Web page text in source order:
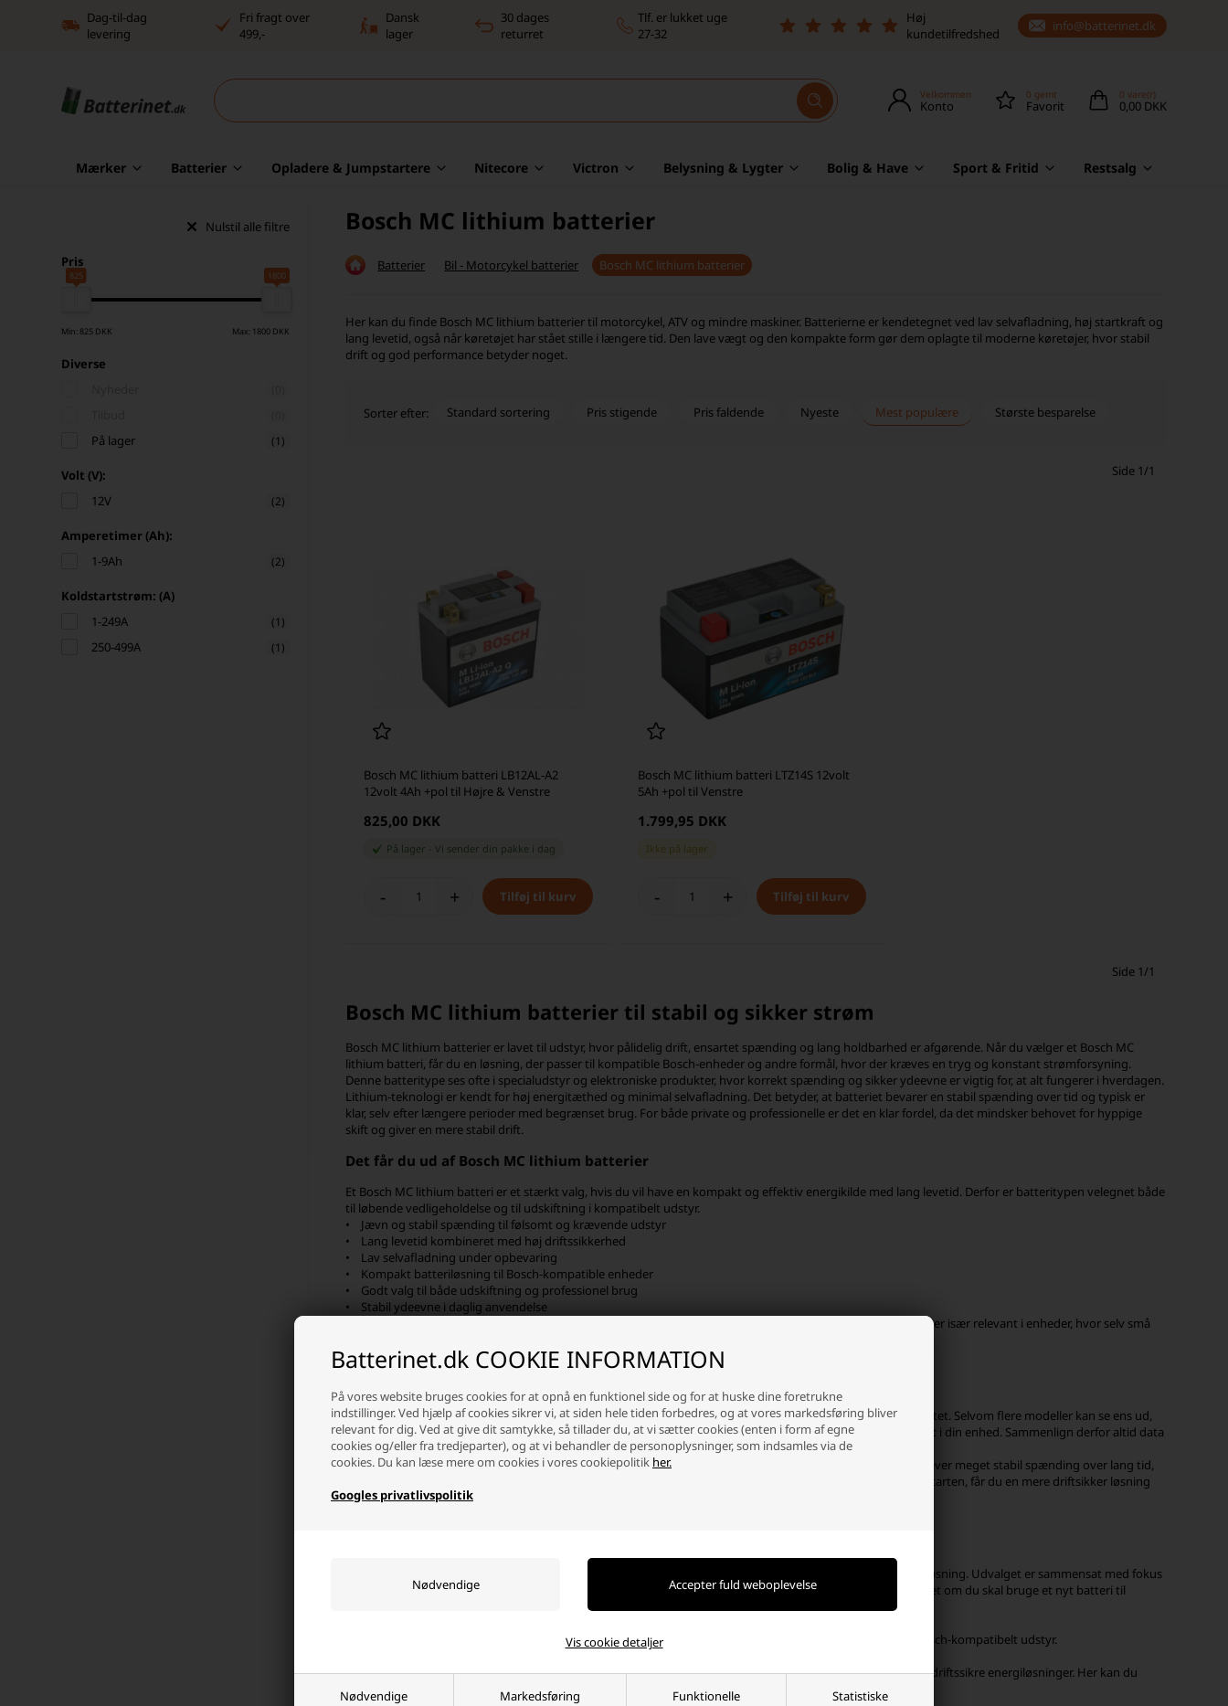
Batterinet.dk COOKIE INFORMATION
På vores website bruges cookies for at opnå en funktionel side og for at huske dine foretrukne
indstillinger. Ved hjælp af cookies sikrer vi, at siden hele tiden forbedres, og at vores markedsføring bliver
relevant for dig. Ved at give dit samtykke, så tillader du, at vi sætter cookies (enten i form af egne
cookies og/eller fra tredjeparter), og at vi behandler de personoplysninger, som indsamles via de
cookies. Du kan læse mere om cookies i vores cookiepolitik her.
Googles privatlivspolitik
Nødvendige Markedsføring Funktionelle Statistiske
Vis cookie detaljer
Dag-til-dag
levering
Fri fragt over
499,-
Dansk
lager
30 dages
returret
Tlf. er lukket uge
27-32
Høj
kundetilfredshed
info@batterinet.dk
Velkommen
Konto
0 gemt
Favorit
0 vare(r)
0,00 DKK
Mærker Batterier Opladere & Jumpstartere Nitecore Victron Belysning & Lygter Bolig & Have Sport & Fritid Restsalg
Nulstil alle filtre
Pris
825 1800
Min: 825 DKK Max: 1800 DKK
Diverse
På lager (1)
Volt (V):
12V
(2)
Amperetimer (Ah):
1-9Ah
(2)
Koldstartstrøm: (A)
1-249A
(1)
250-499A (1)
Bosch MC lithium batterier
Batterier Bil - Motorcykel batterier Bosch MC lithium batterier
Her kan du finde Bosch MC lithium batterier til motorcykel, ATV og mindre maskiner. Batterierne er kendetegnet ved lav selvafladning, høj startkraft og
lang levetid, også når køretøjet har stået stille i længere tid. Den lave vægt og den kompakte form gør dem oplagte til moderne køretøjer, hvor stabil
drift og god performance betyder noget.
Sorter efter: Standard sortering Pris stigende Pris faldende Nyeste Mest populære Største besparelse
Side 1/1
Bosch MC lithium batteri LB12AL-A2
12volt 4Ah +pol til Højre & Venstre
825,00 DKK
På lager -Vi sender din pakke i dag
- +
Bosch MC lithium batteri LTZ14S 12volt
5Ah +pol til Venstre
1.799,95 DKK
Ikke på lager
- +
Side 1/1
Bosch MC lithium batterier til stabil og sikker strøm
Bosch MC lithium batterier er lavet til udstyr, hvor pålidelig drift, ensartet spænding og lang holdbarhed er afgørende. Når du vælger et Bosch MC
lithium batteri, får du en løsning, der passer til kompatible Bosch-enheder og andre formål, hvor der kræves en tryg og konstant strømforsyning.
Denne batteritype ses ofte i specialudstyr og elektroniske produkter, hvor korrekt spænding og sikker ydeevne er vigtig for, at alt fungerer i hverdagen.
Lithium-teknologi er kendt for høj energitæthed og minimal selvafladning. Det betyder, at batteriet bevarer en stabil spænding over tid og typisk er
klar, selv efter længere perioder med begrænset brug. For både private og professionelle er det en klar fordel, da det mindsker behovet for hyppige
skift og giver en mere stabil drift.
Det får du ud af Bosch MC lithium batterier
Et Bosch MC lithium batteri er et stærkt valg, hvis du vil have en kompakt og effektiv energikilde med lang levetid. Derfor er batteritypen velegnet både
til løbende vedligeholdelse og til udskiftning i kompatibelt udstyr.
• Jævn og stabil spænding til følsomt og krævende udstyr
• Lang levetid kombineret med høj driftssikkerhed
• Lav selvafladning under opbevaring
• Kompakt batteriløsning til Bosch-kompatible enheder
• Godt valg til både udskiftning og professionel brug
• Stabil ydeevne i daglig anvendelse
Med det rigtige Bosch MC batteri får du bedre rammer for sikker funktion og ensartet ydelse i dit udstyr. Det er især relevant i enheder, hvor selv små
Når du skal finde et Bosch MC lithium batteri, bør du tjekke spænding, mål, batteribetegnelse og kompatibilitet. Selvom flere modeller kan se ens ud,
kan de variere i dimensioner, kapacitet og terminaltype, og det har betydning for, om batteriet passer korrekt i din enhed. Sammenlign derfor altid data
fra dit nuværende batteri med den model, du overvejer at købe.
Ved udskiftning er det også en god idé at tænke over, hvordan udstyret bruges til daglig. Nogle enheder kræver meget stabil spænding over lang tid,
mens andre primært stiller krav til kompakt størrelse eller en bestemt batteritype. Når du vælger rigtigt fra starten, får du en mere driftsikker løsning
og reducerer risikoen for fejl eller unødig belastning af udstyret.
Hos os finder du Bosch MC lithium batterier i høj kvalitet til dig, der ønsker en holdbar og troværdig batteriløsning. Udvalget er sammensat med fokus
på kompatibilitet, god kvalitet og stabil ydeevne, så du let kan vælge et batteri, der matcher dit behov. Uanset om du skal bruge et nyt batteri til
service, vedligeholdelse eller almindelig udskiftning, er det vigtigt at vælge en løsning, du kan regne med.
Bestil dine Bosch MC lithium batterier online og få en effektiv, sikker og langtidsholdbar batteriløsning til Bosch-kompatibelt udstyr.
Se også voresOpladere & Jumpstartere, hvis du leder efter flere produkter til strømforsyning, opladning og driftssikre energiløsninger. Her kan du
finde relevant tilbehør, som kan supplere dit køb og gøre det nemmere at holde udstyr klar til brug.